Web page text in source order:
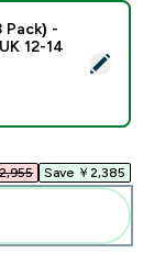
(3 Pack) -
Pack) -
12-14
Save ￥2,385‎